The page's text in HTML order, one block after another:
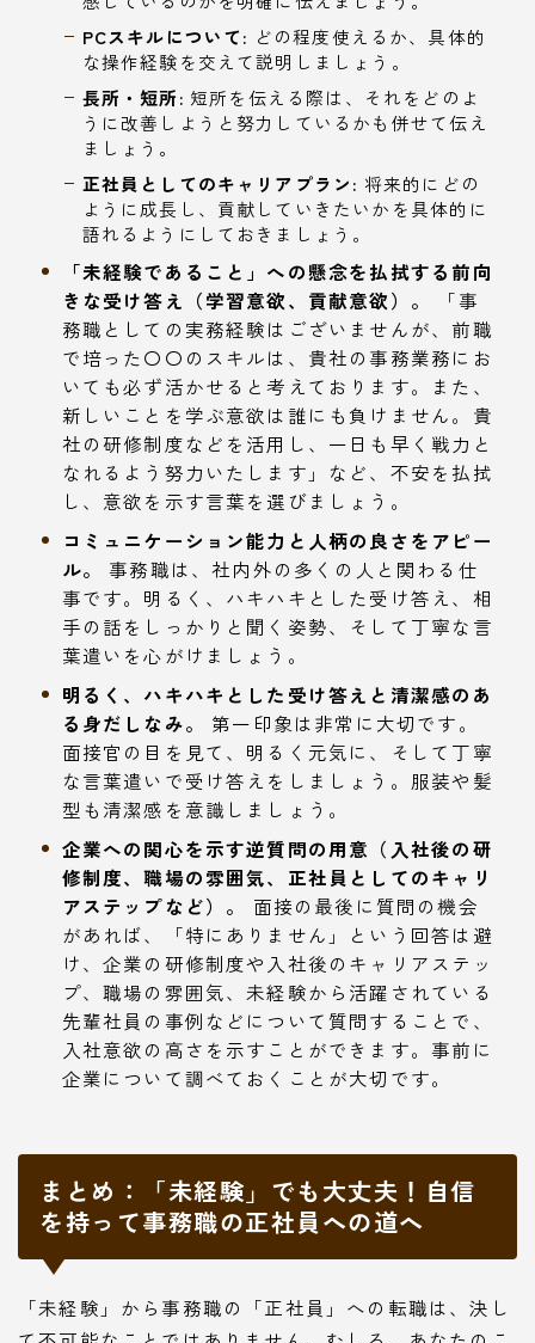
PCスキルについて: どの程度使えるか、具体的
な操作経験を交えて説明しましょう。
長所・短所: 短所を伝える際は、それをどのよ
うに改善しようと努力しているかも併せて伝え
ましょう。
正社員としてのキャリアプラン: 将来的にどの
ように成長し、貢献していきたいかを具体的に
語れるようにしておきましょう。
「未経験であること」への懸念を払拭する前向
きな受け答え（学習意欲、貢献意欲）。
「事
務職としての実務経験はございませんが、前職
で培った〇〇のスキルは、貴社の事務業務にお
いても必ず活かせると考えております。また、
新しいことを学ぶ意欲は誰にも負けません。貴
社の研修制度などを活用し、一日も早く戦力と
なれるよう努力いたします」など、不安を払拭
し、意欲を示す言葉を選びましょう。
コミュニケーション能力と人柄の良さをアピー
ル。
事務職は、社内外の多くの人と関わる仕
事です。明るく、ハキハキとした受け答え、相
手の話をしっかりと聞く姿勢、そして丁寧な言
葉遣いを心がけましょう。
明るく、ハキハキとした受け答えと清潔感のあ
る身だしなみ。
第一印象は非常に大切です。
面接官の目を見て、明るく元気に、そして丁寧
な言葉遣いで受け答えをしましょう。服装や髪
型も清潔感を意識しましょう。
企業への関心を示す逆質問の用意（入社後の研
修制度、職場の雰囲気、正社員としてのキャリ
アステップなど）。
面接の最後に質問の機会
があれば、「特にありません」という回答は避
け、企業の研修制度や入社後のキャリアステッ
プ、職場の雰囲気、未経験から活躍されている
先輩社員の事例などについて質問することで、
入社意欲の高さを示すことができます。事前に
企業について調べておくことが大切です。
まとめ：「未経験」でも大丈夫！自信
を持って事務職の正社員への道へ
「未経験」から事務職の「正社員」への転職は、決し